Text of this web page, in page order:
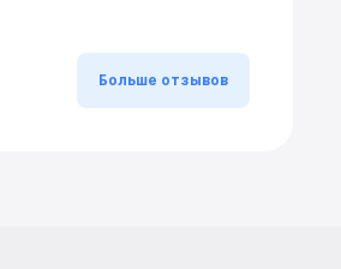
Больше отзывов